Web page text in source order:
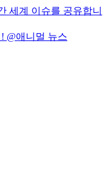
세계 이슈를 공유합니
@애니멀 뉴스